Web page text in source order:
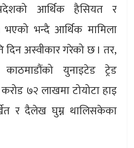
आर्थिक हैसियत र
भएको भन्दै आर्थिक मामिला
दिन अस्वीकार गरेको छ । तर,
युनाइटेड ट्रेड
७२ लाखमा टोयोटा हाइ
र दैलेख घुम्न थालिसकेका